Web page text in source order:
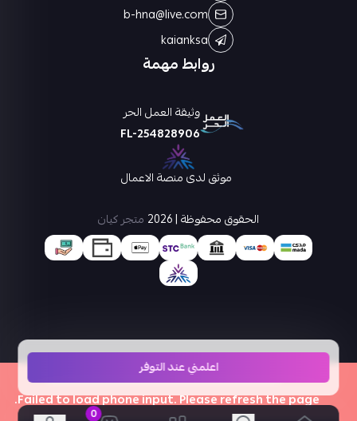
0
اعلمني عند التوفر
روابط مهمة
b-hna@live.com
kaianksa
وثيقة العمل الحر
FL-254828906
موثق لدى منصة الاعمال
الحقوق محفوظة | 2026
متجر كيان